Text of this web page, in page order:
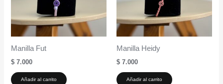
Manilla Fut
$ 7.000
Añadir al carrito
Manilla Heidy
$ 7.000
Añadir al carrito